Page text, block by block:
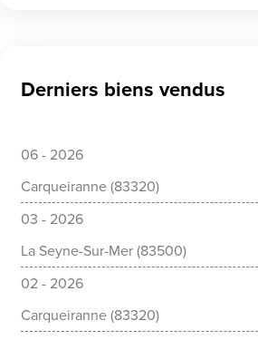
Derniers biens vendus
06 - 2026
Carqueiranne (83320)
03 - 2026
La Seyne-Sur-Mer (83500)
02 - 2026
Carqueiranne (83320)